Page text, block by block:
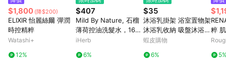
$1,800 (降$200)
ELIXIR 怡麗絲爾 彈潤
時控精粹
Watashi+
12%
$407
Mild By Nature, 石榴
薄荷控油洗髮水，16
液量盎司（473 毫升）
iHerb
6%
$35
沐浴乳掛架 浴室置物架
沐浴乳收納 吸盤沐浴乳
架 沐浴架 牆壁置物架
浴室置物架 瓶口架
蝦皮購物
6%
粹
l